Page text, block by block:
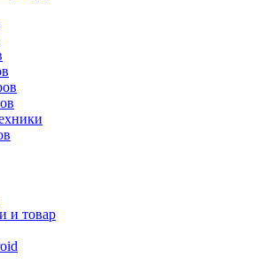
и товар